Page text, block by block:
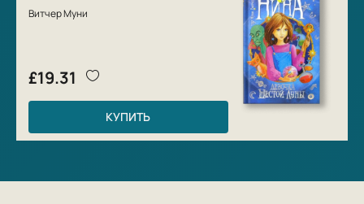
Витчер Муни
£19.31
КУПИТЬ